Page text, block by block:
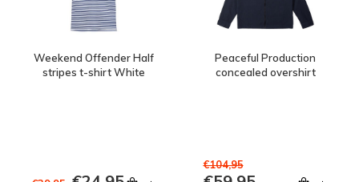
Weekend Offender Half
stripes t-shirt White
Peaceful Production
concealed overshirt
€104,95